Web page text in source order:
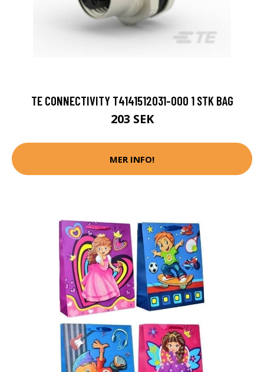
TE CONNECTIVITY T4141512031-000 1 STK BAG
203 SEK
MER INFO!